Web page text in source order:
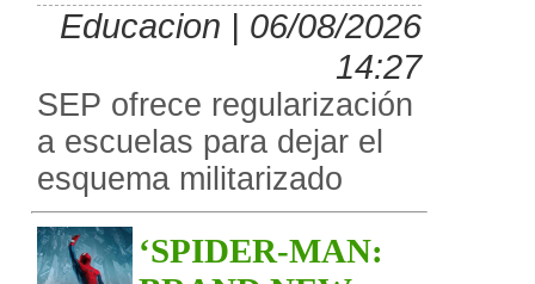
Educacion | 06/08/2026
14:27
SEP ofrece regularización
a escuelas para dejar el
esquema militarizado
‘SPIDER-MAN: